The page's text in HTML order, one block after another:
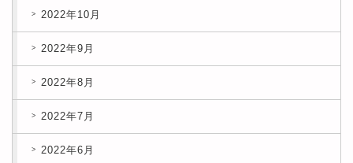
2022年10月
2022年9月
2022年8月
2022年7月
2022年6月